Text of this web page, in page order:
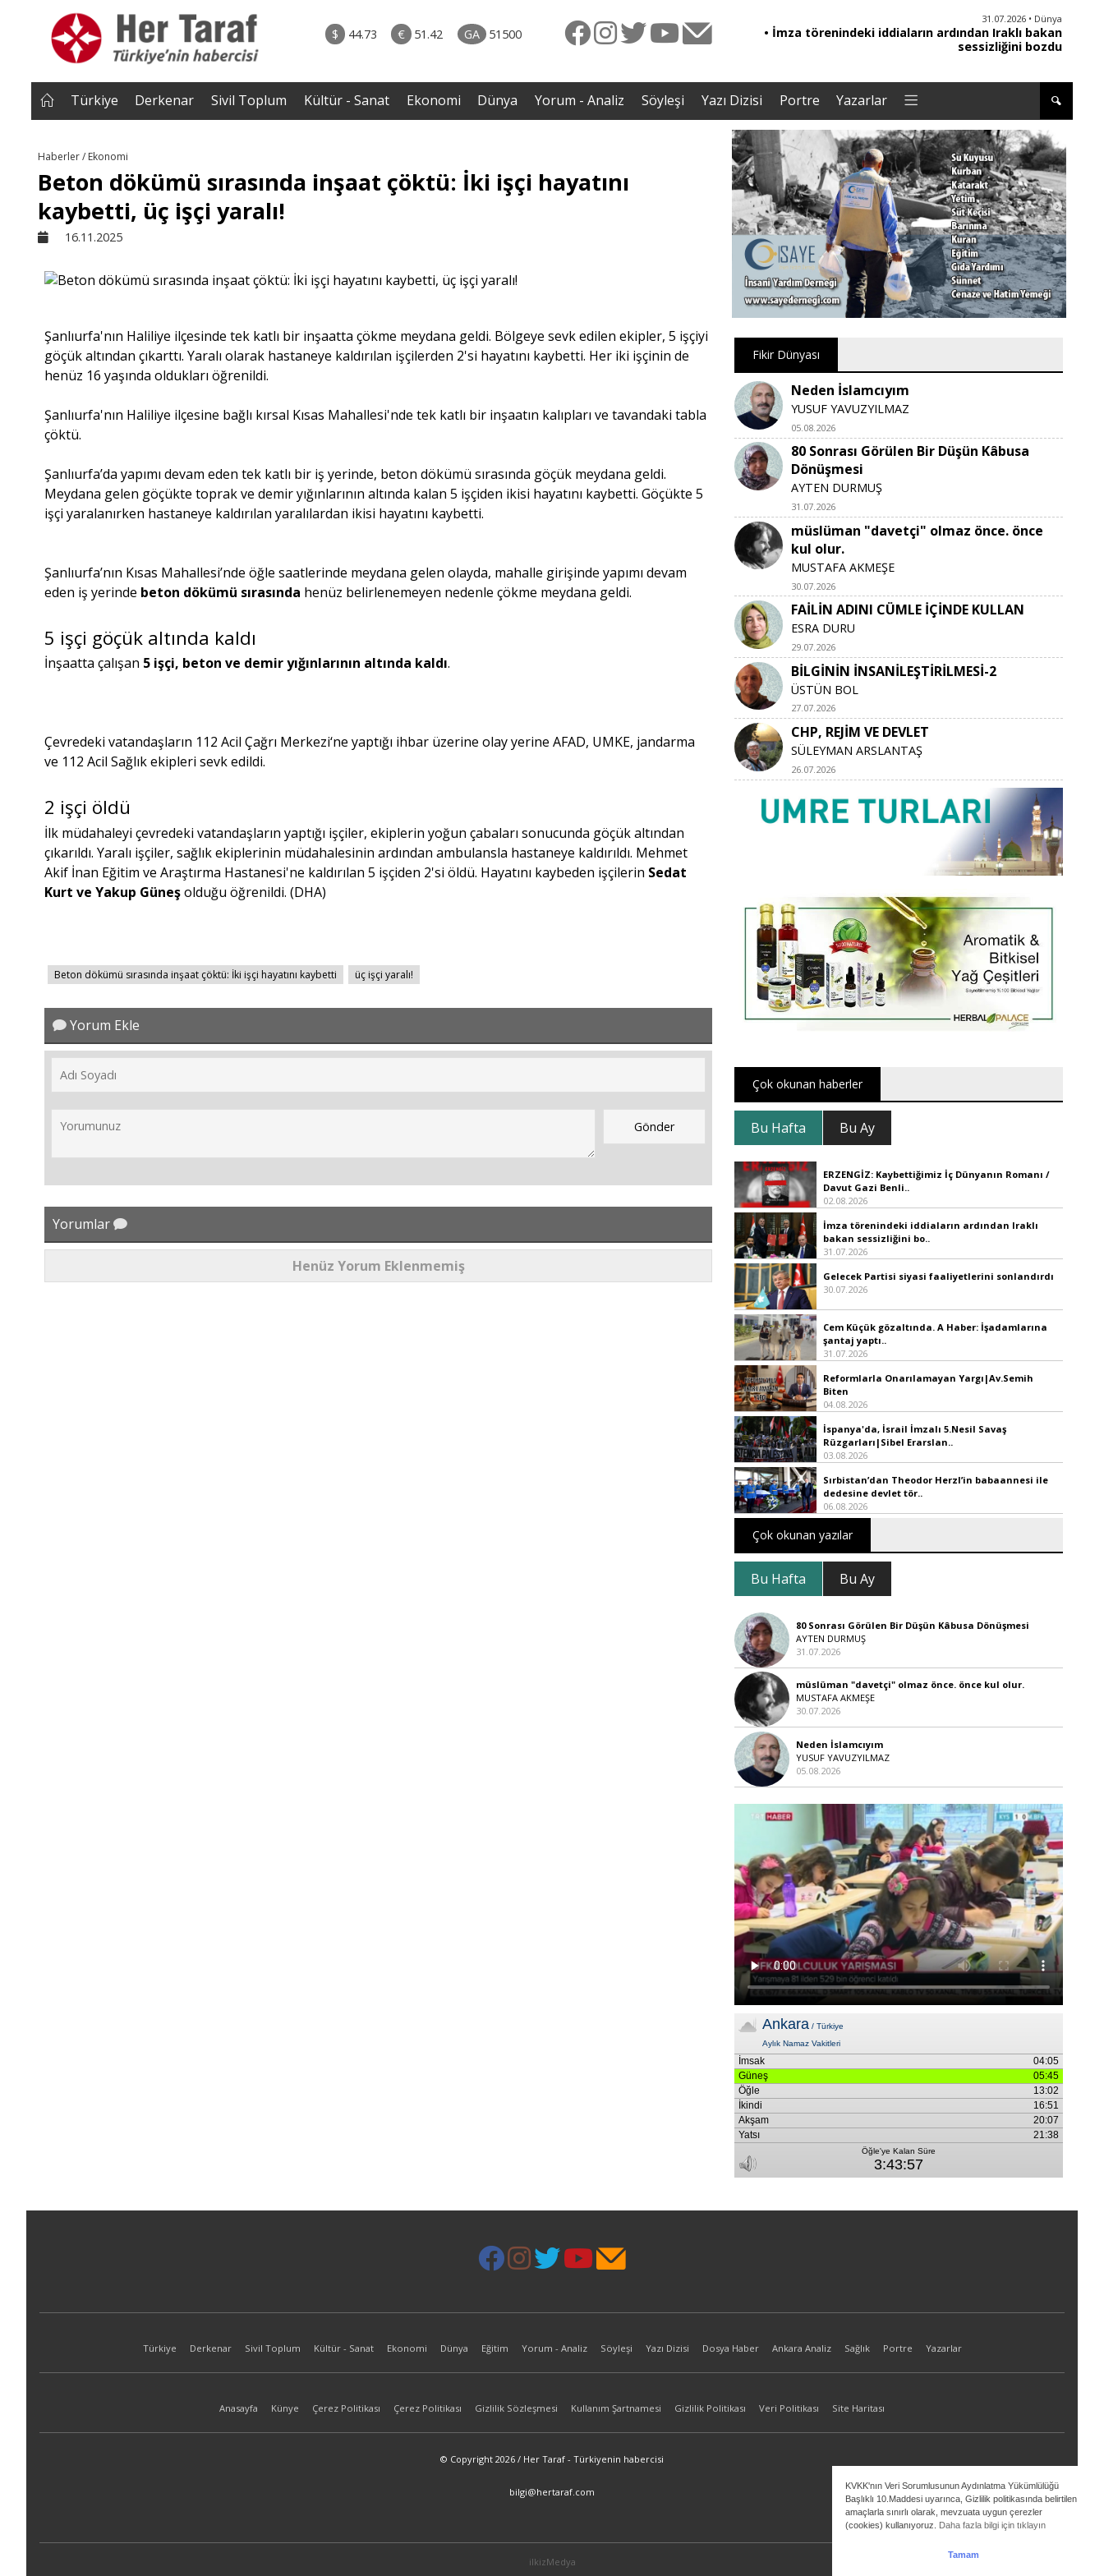
KVKK'nın Veri Sorumlusunun Aydınlatma Yükümlülüğü
Başlıklı 10.Maddesi uyarınca, Gizlilik politikasında belirtilen
amaçlarla sınırlı olarak, mevzuata uygun çerezler
(cookies) kullanıyoruz. Daha fazla bilgi için tıklayın
Tamam
$ 44.73 € 51.42 GA 51500
• Reformlarla Onarılamayan Yargı|Av.Semih Biten
02.08.2026 • Yorum - Analiz
• ERZENGİZ: Kaybettiğimiz İç Dünyanın Romanı / Davut
Gazi Benli
31.07.2026 • Dünya
• İmza törenindeki iddiaların ardından Iraklı bakan
sessizliğini bozdu
Türkiye Derkenar Sivil Toplum Kültür - Sanat Ekonomi Dünya Yorum - Analiz Söyleşi Yazı Dizisi Portre Yazarlar
Haberler / Ekonomi
Beton dökümü sırasında inşaat çöktü: İki işçi hayatını
kaybetti, üç işçi yaralı!
16.11.2025
Şanlıurfa'nın Haliliye ilçesinde tek katlı bir inşaatta çökme meydana geldi. Bölgeye sevk edilen ekipler, 5 işçiyi
göçük altından çıkarttı. Yaralı olarak hastaneye kaldırılan işçilerden 2'si hayatını kaybetti. Her iki işçinin de
henüz 16 yaşında oldukları öğrenildi.
Şanlıurfa'nın Haliliye ilçesine bağlı kırsal Kısas Mahallesi'nde tek katlı bir inşaatın kalıpları ve tavandaki tabla
çöktü.
Şanlıurfa’da yapımı devam eden tek katlı bir iş yerinde, beton dökümü sırasında göçük meydana geldi.
Meydana gelen göçükte toprak ve demir yığınlarının altında kalan 5 işçiden ikisi hayatını kaybetti. Göçükte 5
işçi yaralanırken hastaneye kaldırılan yaralılardan ikisi hayatını kaybetti.
Şanlıurfa’nın Kısas Mahallesi’nde öğle saatlerinde meydana gelen olayda, mahalle girişinde yapımı devam
eden iş yerinde beton dökümü sırasında henüz belirlenemeyen nedenle çökme meydana geldi.
5 işçi göçük altında kaldı
İnşaatta çalışan 5 işçi, beton ve demir yığınlarının altında kaldı.
Çevredeki vatandaşların 112 Acil Çağrı Merkezi‘ne yaptığı ihbar üzerine olay yerine AFAD, UMKE, jandarma
ve 112 Acil Sağlık ekipleri sevk edildi.
2 işçi öldü
İlk müdahaleyi çevredeki vatandaşların yaptığı işçiler, ekiplerin yoğun çabaları sonucunda göçük altından
çıkarıldı. Yaralı işçiler, sağlık ekiplerinin müdahalesinin ardından ambulansla hastaneye kaldırıldı. Mehmet
Akif İnan Eğitim ve Araştırma Hastanesi'ne kaldırılan 5 işçiden 2'si öldü. Hayatını kaybeden işçilerin Sedat
Kurt ve Yakup Güneşolduğu öğrenildi. (DHA)
Beton dökümü sırasında inşaat çöktü: İki işçi hayatını kaybetti üç işçi yaralı!
Yorum Ekle
Yorumlar
Henüz Yorum Eklenmemiş
Fikir Dünyası
Neden İslamcıyım
YUSUF YAVUZYILMAZ
05.08.2026
80 Sonrası Görülen Bir Düşün Kâbusa
Dönüşmesi
AYTEN DURMUŞ
31.07.2026
müslüman "davetçi" olmaz önce. önce
kul olur.
MUSTAFA AKMEŞE
30.07.2026
FAİLİN ADINI CÜMLE İÇİNDE KULLAN
ESRA DURU
29.07.2026
BİLGİNİN İNSANİLEŞTİRİLMESİ-2
ÜSTÜN BOL
27.07.2026
CHP, REJİM VE DEVLET
SÜLEYMAN ARSLANTAŞ
26.07.2026
Çok okunan haberler
Bu Hafta Bu Ay
ERZENGİZ: Kaybettiğimiz İç Dünyanın Romanı /
Davut Gazi Benli..
02.08.2026
İmza törenindeki iddiaların ardından Iraklı
bakan sessizliğini bo..
31.07.2026
Gelecek Partisi siyasi faaliyetlerini sonlandırdı
30.07.2026
Cem Küçük gözaltında. A Haber: İşadamlarına
şantaj yaptı..
31.07.2026
Reformlarla Onarılamayan Yargı|Av.Semih
Biten
04.08.2026
İspanya'da, İsrail İmzalı 5.Nesil Savaş
Rüzgarları|Sibel Erarslan..
03.08.2026
Sırbistan’dan Theodor Herzl’in babaannesi ile
dedesine devlet tör..
06.08.2026
Çok okunan yazılar
Bu Hafta Bu Ay
80 Sonrası Görülen Bir Düşün Kâbusa Dönüşmesi
AYTEN DURMUŞ
31.07.2026
müslüman "davetçi" olmaz önce. önce kul olur.
MUSTAFA AKMEŞE
30.07.2026
Neden İslamcıyım
YUSUF YAVUZYILMAZ
05.08.2026
Türkiye Derkenar Sivil Toplum Kültür - Sanat Ekonomi Dünya Eğitim Yorum - Analiz Söyleşi Yazı Dizisi Dosya Haber Ankara Analiz Sağlık Portre Yazarlar
Anasayfa Künye Çerez Politikası Çerez Politikası Gizlilik Sözleşmesi Kullanım Şartnamesi Gizlilik Politikası Veri Politikası Site Haritası
© Copyright 2026 / Her Taraf - Türkiyenin habercisi
bilgi@hertaraf.com
ilkizMedya